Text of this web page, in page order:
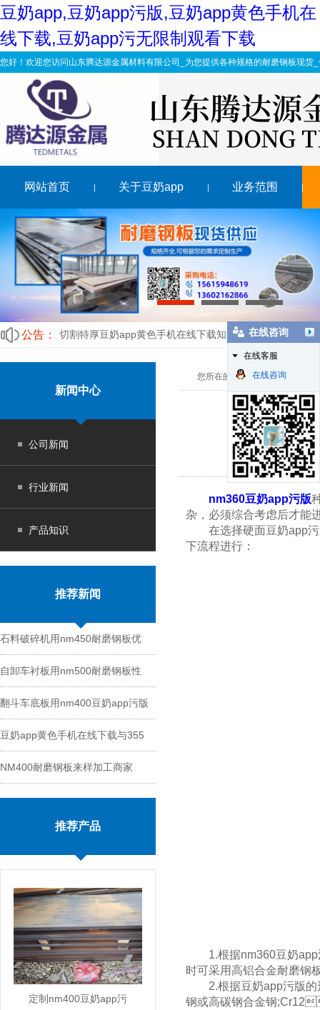
豆奶app,豆奶app污版,豆奶app黄色手机在
线下载,豆奶app污无限制观看下载
您好！欢迎您访问山东腾达源金属材料有限公司_为您提供各种规格的耐磨钢板现货
网站首页 关于豆奶app 业务范围
1 2 3
公告：
切割特厚豆奶app黄色手机在线下载知道这个吗
什么原因让更多的企业喜欢nm400豆奶app污版
nm500耐磨钢板厂家推涨积极性较强
山东nm400豆奶app污版现货分享：陕钢汉钢全力以赴打好
Nm500耐磨钢板热处理退火与正火特点
切割特厚豆奶app黄色手机在线下载知道这个吗
什么原因让更多的企业喜欢nm400豆奶app污版
新闻中心
公司新闻
行业新闻
产品知识
推荐新闻
石料破碎机用nm450耐磨钢板优
势
自卸车衬板用nm500耐磨钢板性
能
翻斗车底板用nm400豆奶app污版
切割
豆奶app黄色手机在线下载与355
钢板区别
NM400耐磨钢板来样加工商家
推荐产品
定制nm400豆奶app污
您所在的位置：豆奶app污版
nm360豆奶app污版
杂，必须综合考虑后才能
在选择硬面豆奶app污版
下流程进行：
1.根据nm360豆奶app污
时可采用高铝合金耐磨钢板
2.根据豆奶app污版的形状
钢或高碳钢合金钢
在线咨询
在线客服
在线咨询